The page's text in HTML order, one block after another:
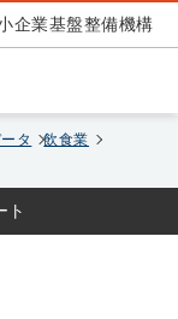
企業基盤整備機構
タ
飲食業
ト